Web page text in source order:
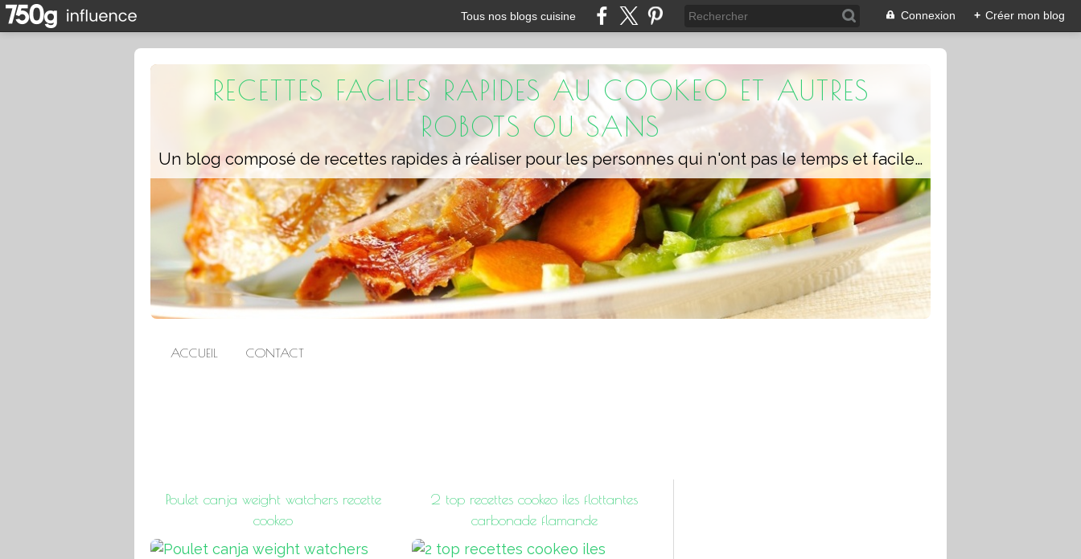
Tous nos blogs cuisine Connexion + Créer mon blog
RECETTES FACILES RAPIDES AU COOKEO ET AUTRES
ROBOTS OU SANS
Un blog composé de recettes rapides à réaliser pour les personnes qui n'ont pas le temps et faciles pour pouvoir se régaler ou régaler toute la famille avec ou sans robot
ACCUEIL CONTACT
Poulet canja weight watchers recette
cookeo
2 top recettes cookeo iles flottantes
carbonade flamande